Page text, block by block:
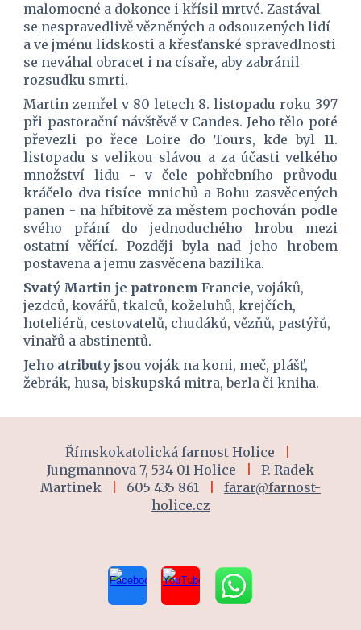
malomocné a dokonce i křísil mrtvé. Zastával
se nespravedlivě vězněných a odsouzených lidí
a ve jménu lidskosti a křesťanské spravedlnosti
se neváhal obracet i na císaře, aby zabránil
rozsudku smrti.
Martin zemřel v 80 letech 8. listopadu roku 397
při pastorační návštěvě v Candes. Jeho tělo poté
převezli po řece Loire do Tours, kde byl 11.
listopadu s velikou slávou a za účasti velkého
množství lidu - v čele pohřebního průvodu
kráčelo dva tisíce mnichů a Bohu zasvěcených
panen - na hřbitově za městem pochován podle
svého přání do jednoduchého hrobu mezi
ostatní věřící. Později byla nad jeho hrobem
postavena a jemu zasvěcena bazilika.
Svatý Martin je patronem Francie, vojáků,
jezdců, kovářů, tkalců, koželuhů, krejčích,
hoteliérů, cestovatelů, chudáků, vězňů, pastýřů,
vinařů a abstinentů.
Jeho atributy jsou voják na koni, meč, plášť,
žebrák, husa, biskupská mitra, berla či kniha.
Římskokatolická farnost Holice
Jungmannova 7, 534 01 Holice
P. Radek
Martinek
605 435 861
farar@farnost-
holice.cz